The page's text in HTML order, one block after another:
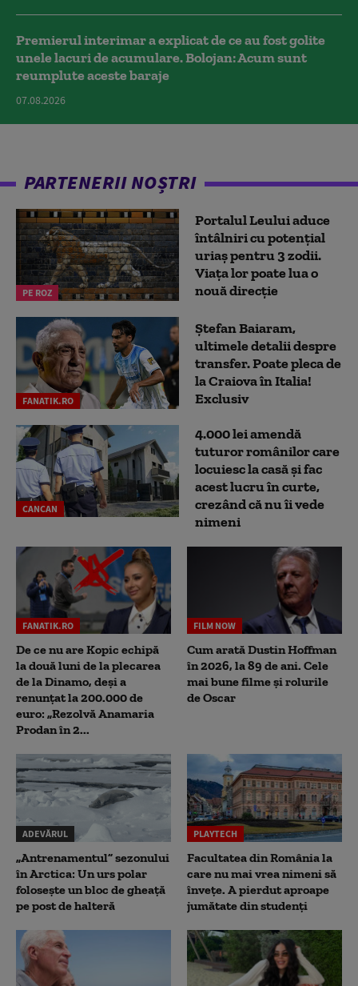
Premierul interimar a explicat de ce au fost golite
unele lacuri de acumulare. Bolojan: Acum sunt
reumplute aceste baraje
07.08.2026
PARTENERII NOȘTRI
PE ROZ
Portalul Leului aduce
întâlniri cu potențial
uriaș pentru 3 zodii.
Viața lor poate lua o
nouă direcție
FANATIK.RO
Ștefan Baiaram,
ultimele detalii despre
transfer. Poate pleca de
la Craiova în Italia!
Exclusiv
CANCAN
4.000 lei amendă
tuturor românilor care
locuiesc la casă și fac
acest lucru în curte,
crezând că nu îi vede
nimeni
FANATIK.RO
De ce nu are Kopic echipă
la două luni de la plecarea
de la Dinamo, deși a
renunțat la 200.000 de
euro: „Rezolvă Anamaria
Prodan în 2...
FILM NOW
Cum arată Dustin Hoffman
în 2026, la 89 de ani. Cele
mai bune filme și rolurile
de Oscar
ADEVĂRUL
„Antrenamentul” sezonului
în Arctica: Un urs polar
folosește un bloc de gheață
pe post de halteră
PLAYTECH
Facultatea din România la
care nu mai vrea nimeni să
înveţe. A pierdut aproape
jumătate din studenţi